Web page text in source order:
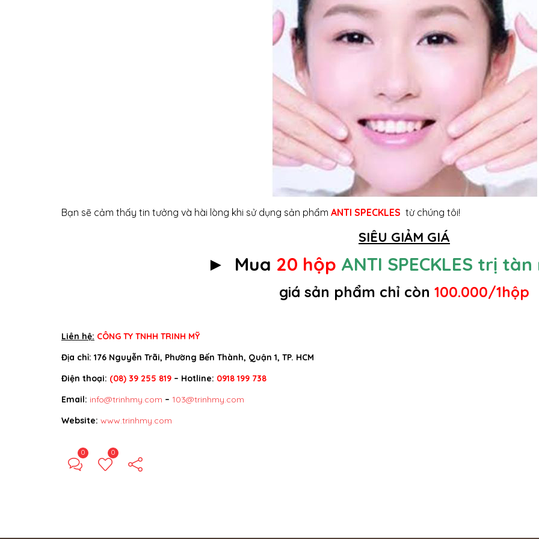
Bạn sẽ cảm thấy tin tưởng và hài lòng khi sử dụng sản phẩm ANTI SPECKLES từ chúng tôi!
SIÊU GIẢM GIÁ
► Mua 20 hộp ANTI SPECKLES trị
giá sản phẩm chỉ còn 100.000/1hộp
Liên hệ: CÔNG TY TNHH TRINH MỸ
Địa chỉ: 176 Nguyễn Trãi, Phường Bến Thành, Quận 1, TP. HCM
Điện thoại: (08) 39 255 819 – Hotline: 0918 199 738
Email: info@trinhmy.com – 103@trinhmy.com
Website: www.trinhmy.com
0 0